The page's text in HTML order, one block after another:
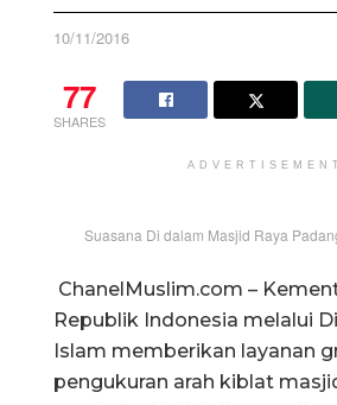
10/11/2016
77
SHARES
ADVERTISEMENT
Suasana Di dalam Masjid Raya
ChanelMuslim.com –
Republik Indonesia melalui
Islam memberikan layanan
pengukuran arah kiblat